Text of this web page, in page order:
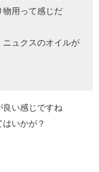
物用って感じだ
ニュクスのオイルが
良い感じですね
いかが？